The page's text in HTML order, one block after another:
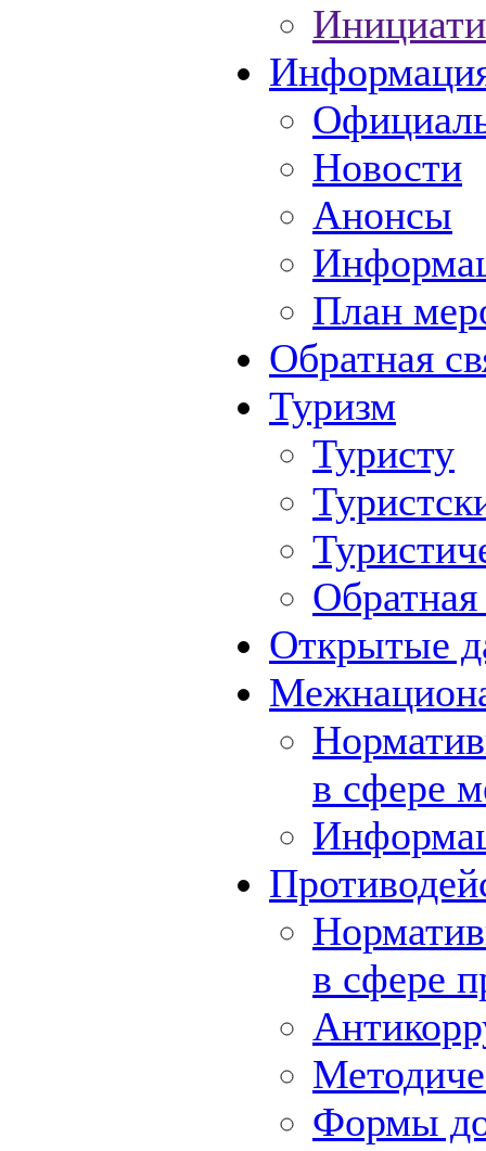
Новости
Анонсы
План
Обратная
Туризм
Туристу
Обратная
Открытые
в сфере
в сфере
Формы